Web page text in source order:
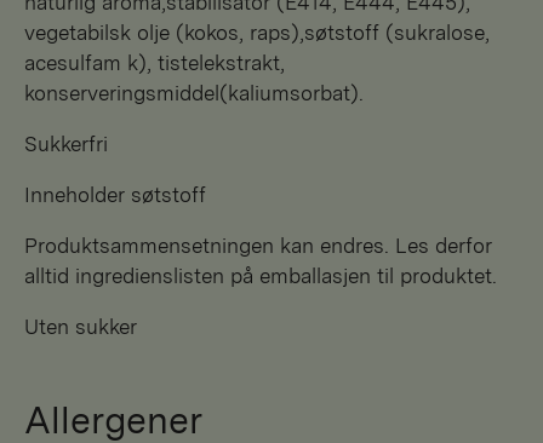
vegetabilsk olje (kokos, raps),søtstoff (sukralose,
acesulfam k), tistelekstrakt,
konserveringsmiddel(kaliumsorbat).
Sukkerfri
Inneholder søtstoff
Produktsammensetningen kan endres. Les derfor
alltid ingredienslisten på emballasjen til produktet.
Uten sukker
Allergener